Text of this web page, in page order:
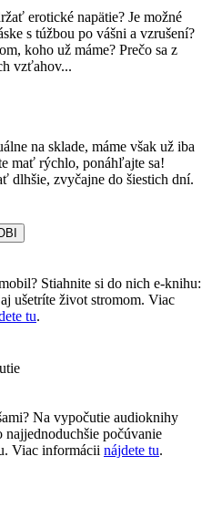
erotické napätie? Je možné
s túžbou po vášni a vzrušení?
koho už máme? Prečo sa z
vzťahov...
na sklade, máme však už iba
mať rýchlo, ponáhľajte sa!
dlhšie, zvyčajne do šiestich dní.
Stiahnite si do nich e-knihu:
ušetríte život stromom. Viac
tu.
Na vypočutie audioknihy
najjednoduchšie počúvanie
Viac informácii nájdete tu.